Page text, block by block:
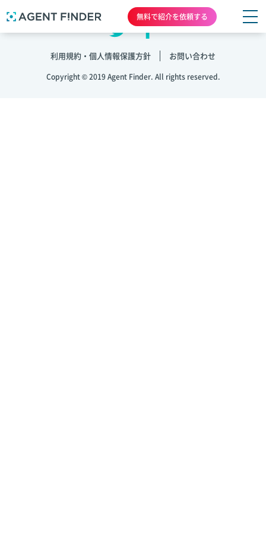
無料で紹介を依頼する
利用規約・個人情報保護方針 お問い合わせ
Copyright © 2019 Agent Finder. All rights reserved.